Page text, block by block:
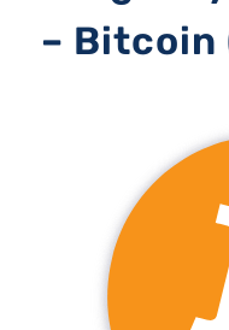
– Bitcoin